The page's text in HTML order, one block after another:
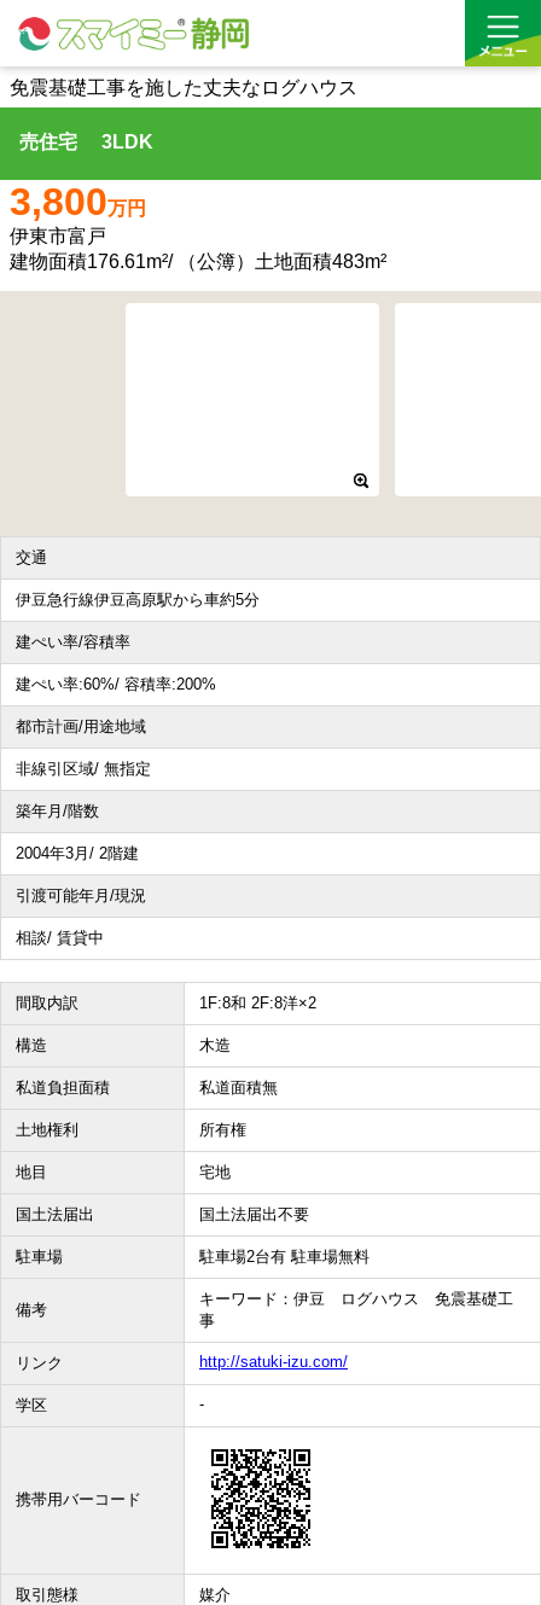
借りる
買う
お気に入り
その他、こだわり条件で探す
免震基礎工事を施した丈夫なログハウス
売住宅 3LDK
3,800万円
伊東市富戸
建物面積176.61m²/ （公簿）土地面積483m²
交通
伊豆急行線伊豆高原駅から車約5分
建ぺい率/容積率
建ぺい率:60%/ 容積率:200%
都市計画/用途地域
非線引区域/ 無指定
築年月/階数
2004年3月/ 2階建
引渡可能年月/現況
相談/ 賃貸中
間取内訳 1F:8和 2F:8洋×2
構造 木造
私道負担面積 私道面積無
土地権利 所有権
地目 宅地
国土法届出 国土法届出不要
駐車場 駐車場2台有 駐車場無料
備考
キーワード：伊豆 ログハウス 免震基礎工
事
リンク http://satuki-izu.com/
学区 -
携帯用バーコード
取引態様 媒介